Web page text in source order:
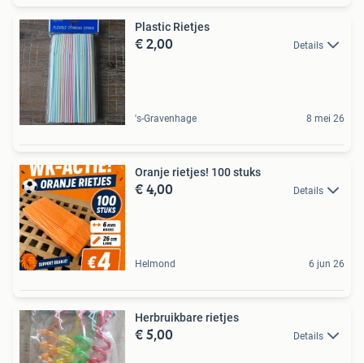
Plastic Rietjes
€ 2,00 Details
's-Gravenhage 8 mei 26
Oranje rietjes! 100 stuks
€ 4,00 Details
Helmond 6 jun 26
Herbruikbare rietjes
€ 5,00 Details